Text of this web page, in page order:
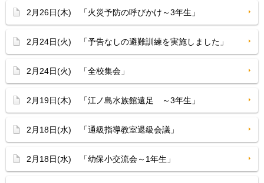
2月26日(木) 「火災予防の呼びかけ～3年生」
2月24日(火) 「予告なしの避難訓練を実施しました」
2月24日(火) 「全校集会」
2月19日(木) 「江ノ島水族館遠足 ～3年生」
2月18日(水) 「通級指導教室退級会議」
2月18日(水) 「幼保小交流会～1年生」